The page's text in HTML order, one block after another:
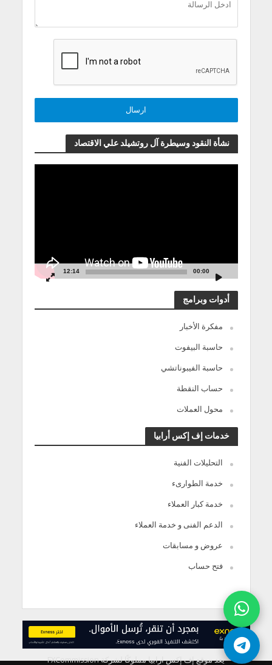
نشأة النقود وسيطرة آل روتشيلد علي الاقتصاد
00:00
12:14
أدوات وبرامج
مفكرة الأخبار
حاسبة البيفوت
حاسبة الفيبوناتشي
حساب النقطة
محول العملات
خدمات إف إكس أرابيا
التحليلات الفنية
خدمة الطوارىء
خدمة كبار العملاء
الدعم الفنى و خدمة العملاء
عروض و مسابقات
فتح حساب
يعد موقع إف إكس ارابيا مملوكًا لشركة FXCommission